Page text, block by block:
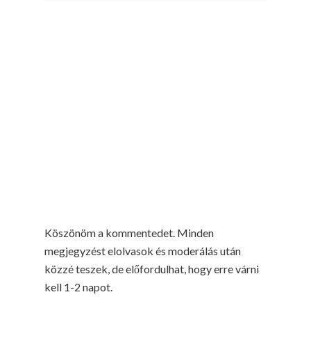
Köszönöm a kommentedet. Minden
megjegyzést elolvasok és moderálás után
közzé teszek, de előfordulhat, hogy erre várni
kell 1-2 napot.